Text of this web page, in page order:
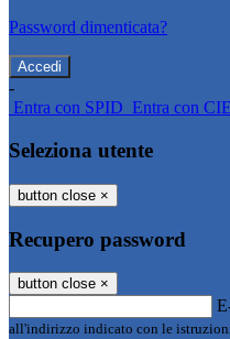
Password dimenticata?
-
Entra con SPID Entra con CIE
Seleziona utente
button close ×
Recupero password
button close ×
all'indirizzo indicato con le